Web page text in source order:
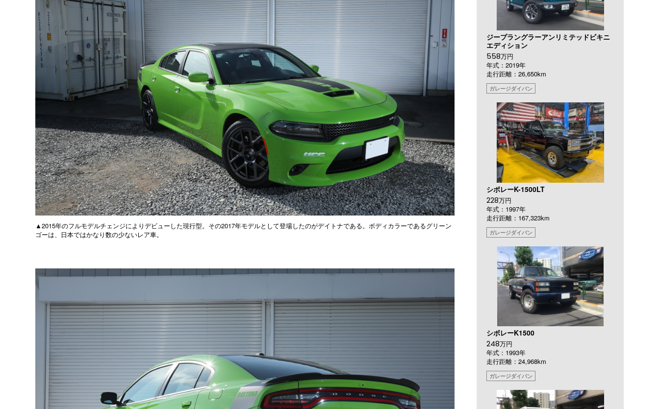
▲2015年のフルモデルチェンジによりデビューした現行型。その2017年モデルとして登場したのがデイトナである。ボディカラーであるグリーン
ゴーは、日本ではかなり数の少ないレア車。
ジープラングラーアンリミテッドビキニ
エディション
558万円
年式：2019年
走行距離：26,650km
ガレージダイバン
シボレーK-1500LT
228万円
年式：1997年
走行距離：167,323km
ガレージダイバン
シボレーK1500
248万円
年式：1993年
走行距離：24,968km
ガレージダイバン